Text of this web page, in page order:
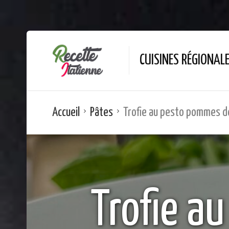
CUISINES
Accueil Pâtes Trofie au pesto
Trofie